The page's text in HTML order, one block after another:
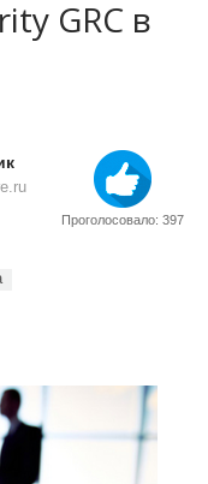
GRC в
Проголосовало: 397